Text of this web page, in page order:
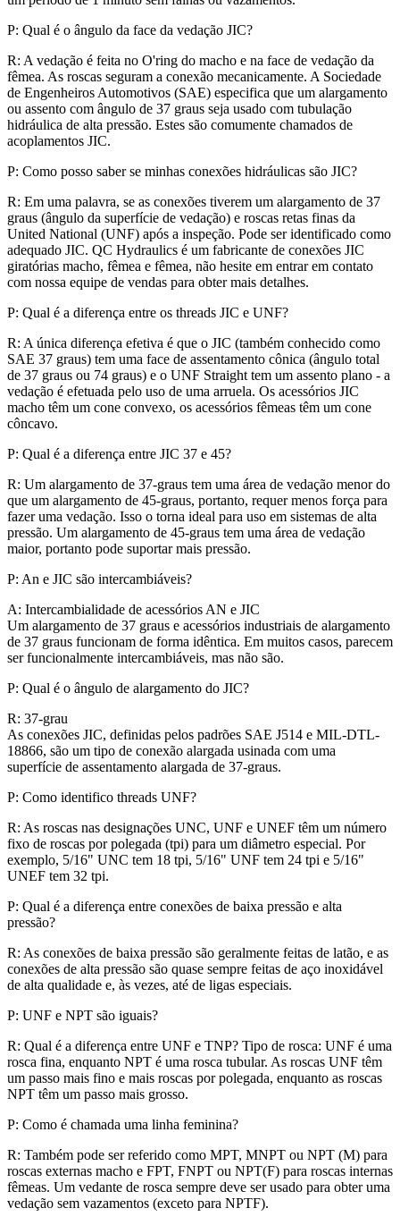
P: Qual é o ângulo da face da vedação JIC?
R: A vedação é feita no O'ring do macho e na face de vedação da
fêmea. As roscas seguram a conexão mecanicamente. A Sociedade
de Engenheiros Automotivos (SAE) especifica que um alargamento
ou assento com ângulo de 37 graus seja usado com tubulação
hidráulica de alta pressão. Estes são comumente chamados de
acoplamentos JIC.
P: Como posso saber se minhas conexões hidráulicas são JIC?
R: Em uma palavra, se as conexões tiverem um alargamento de 37
graus (ângulo da superfície de vedação) e roscas retas finas da
United National (UNF) após a inspeção. Pode ser identificado como
adequado JIC. QC Hydraulics é um fabricante de conexões JIC
giratórias macho, fêmea e fêmea, não hesite em entrar em contato
com nossa equipe de vendas para obter mais detalhes.
P: Qual é a diferença entre os threads JIC e UNF?
R: A única diferença efetiva é que o JIC (também conhecido como
SAE 37 graus) tem uma face de assentamento cônica (ângulo total
de 37 graus ou 74 graus) e o UNF Straight tem um assento plano - a
vedação é efetuada pelo uso de uma arruela. Os acessórios JIC
macho têm um cone convexo, os acessórios fêmeas têm um cone
côncavo.
P: Qual é a diferença entre JIC 37 e 45?
R: Um alargamento de 37-graus tem uma área de vedação menor do
que um alargamento de 45-graus, portanto, requer menos força para
fazer uma vedação. Isso o torna ideal para uso em sistemas de alta
pressão. Um alargamento de 45-graus tem uma área de vedação
maior, portanto pode suportar mais pressão.
P: An e JIC são intercambiáveis?
A: Intercambialidade de acessórios AN e JIC
Um alargamento de 37 graus e acessórios industriais de alargamento
de 37 graus funcionam de forma idêntica. Em muitos casos, parecem
ser funcionalmente intercambiáveis, mas não são.
P: Qual é o ângulo de alargamento do JIC?
R: 37-grau
As conexões JIC, definidas pelos padrões SAE J514 e MIL-DTL-
18866, são um tipo de conexão alargada usinada com uma
superfície de assentamento alargada de 37-graus.
P: Como identifico threads UNF?
R: As roscas nas designações UNC, UNF e UNEF têm um número
fixo de roscas por polegada (tpi) para um diâmetro especial. Por
exemplo, 5/16" UNC tem 18 tpi, 5/16" UNF tem 24 tpi e 5/16"
UNEF tem 32 tpi.
P: Qual é a diferença entre conexões de baixa pressão e alta
pressão?
R: As conexões de baixa pressão são geralmente feitas de latão, e as
conexões de alta pressão são quase sempre feitas de aço inoxidável
de alta qualidade e, às vezes, até de ligas especiais.
P: UNF e NPT são iguais?
R: Qual é a diferença entre UNF e TNP? Tipo de rosca: UNF é uma
rosca fina, enquanto NPT é uma rosca tubular. As roscas UNF têm
um passo mais fino e mais roscas por polegada, enquanto as roscas
NPT têm um passo mais grosso.
P: Como é chamada uma linha feminina?
R: Também pode ser referido como MPT, MNPT ou NPT (M) para
roscas externas macho e FPT, FNPT ou NPT(F) para roscas internas
fêmeas. Um vedante de rosca sempre deve ser usado para obter uma
vedação sem vazamentos (exceto para NPTF).